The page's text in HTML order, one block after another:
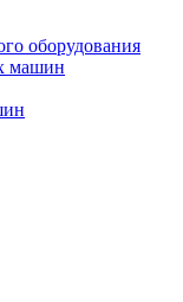
оборудования
машин